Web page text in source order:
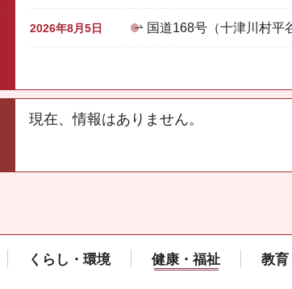
2026年8月5日 国道168号（十津川村平
現在、情報はありません。
くらし・環境 健康・福祉 教育